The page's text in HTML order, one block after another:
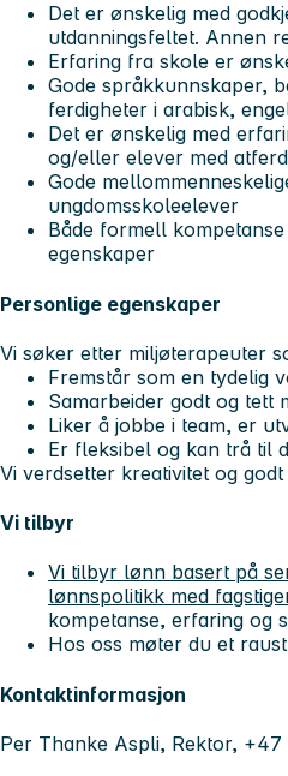
Det er ønskelig med
utdanningsfeltet. Annen
Erfaring fra skole er
Gode språkkunnskaper,
ferdigheter i arabisk,
Det er ønskelig med
og/eller elever med
Gode
ungdomsskoleelever
Både formell
egenskaper
Personlige egenskaper
Vi søker etter miljøterapeuter
Fremstår som en tydelig
Samarbeider godt og tett
Liker å jobbe i team, er
Er fleksibel og kan trå til
Vi verdsetter kreativitet og
Vi tilbyr
Vi tilbyr lønn basert på
lønnspolitikk med
kompetanse, erfaring og
Hos oss møter du et
Kontaktinformasjon
Per Thanke Aspli, Rektor, +47